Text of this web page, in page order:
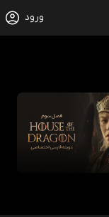
ورود